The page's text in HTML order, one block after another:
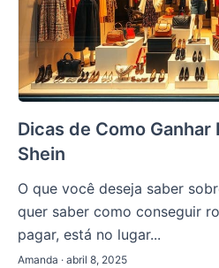
Dicas de Como Ganhar
Shein
O que você deseja saber
quer saber como conseguir
pagar, está no lugar...
Amanda · abril 8, 2025